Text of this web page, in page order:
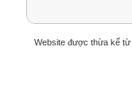
Website được thừa kế từ